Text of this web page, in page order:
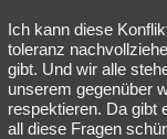
Ich kann diese
toleranz
gibt. Und wir alle
unserem gegenüber
respektieren. Da gibt
all diese Fragen